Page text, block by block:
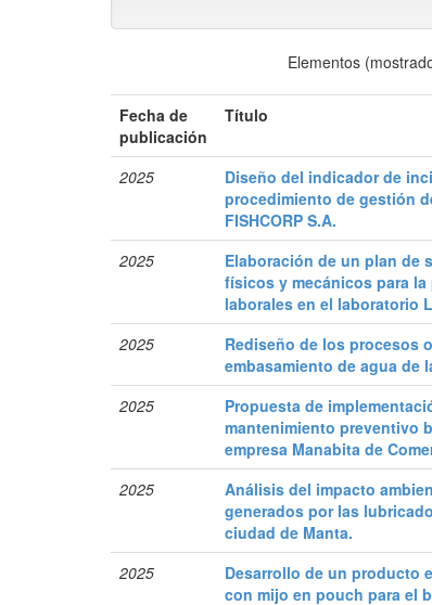
Elementos
Fecha de
publicación
Título
2025
Diseño del indicador de
procedimiento de gestión
FISHCORP S.A.
2025
Elaboración de un plan de
físicos y mecánicos para
laborales en el laboratorio
2025
Rediseño de los procesos
embasamiento de agua de
2025
Propuesta de
mantenimiento preventivo
empresa Manabita de
2025
Análisis del impacto
generados por las
ciudad de Manta.
2025
Desarrollo de un producto
con mijo en pouch para el